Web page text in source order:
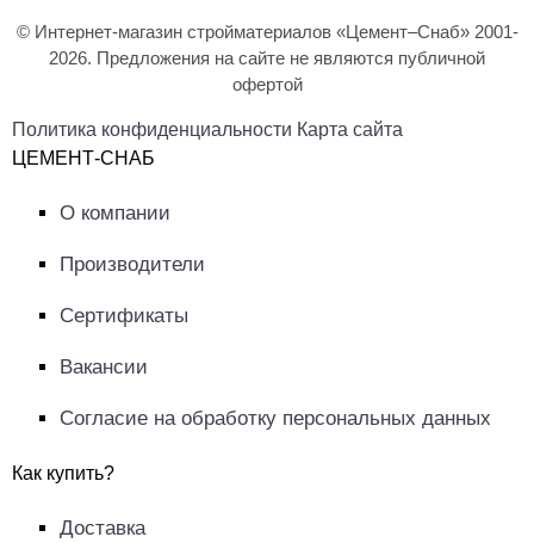
© Интернет-магазин стройматериалов «Цемент–Снаб» 2001-
2026. Предложения на сайте не являются публичной
офертой
Политика конфиденциальности Карта сайта
ЦЕМЕНТ-СНАБ
О компании
Производители
Сертификаты
Вакансии
Согласие на обработку персональных данных
Как купить?
Доставка